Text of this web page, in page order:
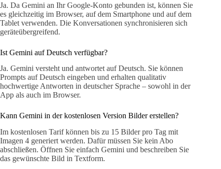
Ja. Da Gemini an Ihr Google-Konto gebunden ist, können Sie
es gleichzeitig im Browser, auf dem Smartphone und auf dem
Tablet verwenden. Die Konversationen synchronisieren sich
geräteübergreifend.
Ist Gemini auf Deutsch verfügbar?
Ja. Gemini versteht und antwortet auf Deutsch. Sie können
Prompts auf Deutsch eingeben und erhalten qualitativ
hochwertige Antworten in deutscher Sprache – sowohl in der
App als auch im Browser.
Kann Gemini in der kostenlosen Version Bilder erstellen?
Im kostenlosen Tarif können bis zu 15 Bilder pro Tag mit
Imagen 4 generiert werden. Dafür müssen Sie kein Abo
abschließen. Öffnen Sie einfach Gemini und beschreiben Sie
das gewünschte Bild in Textform.